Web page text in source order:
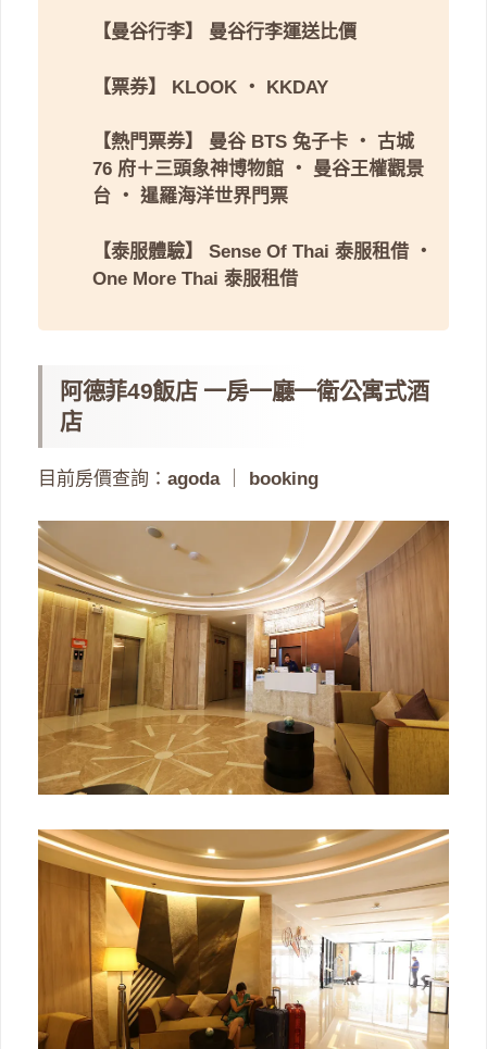
【曼谷行李】 曼谷行李運送比價
【票券】 KLOOK ・ KKDAY
【熱門票券】 曼谷 BTS 兔子卡 ・ 古城
76 府＋三頭象神博物館 ・ 曼谷王權觀景
台 ・ 暹羅海洋世界門票
【泰服體驗】 Sense Of Thai 泰服租借 ・
One More Thai 泰服租借
阿德菲49飯店 一房一廳一衛公寓式酒
店
目前房價查詢： agoda｜ booking